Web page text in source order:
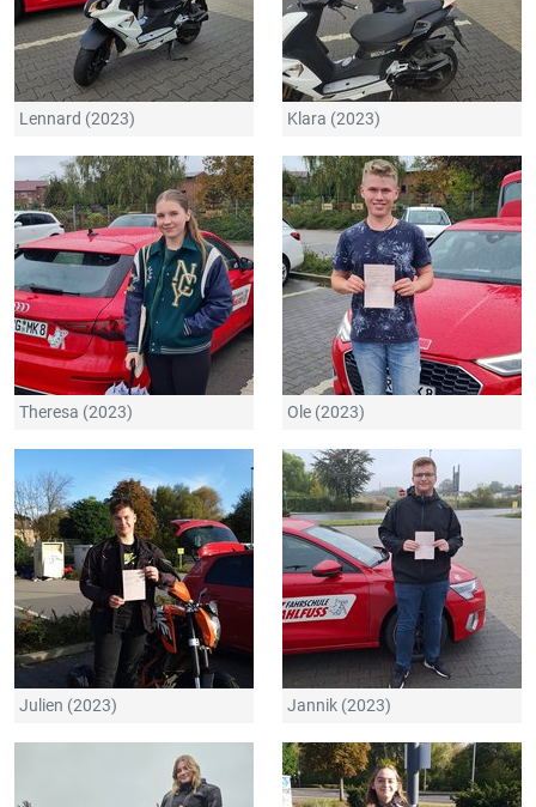
Lennard (2023) Klara (2023)
Theresa (2023) Ole (2023)
Julien (2023) Jannik (2023)